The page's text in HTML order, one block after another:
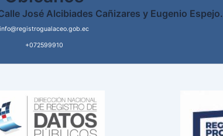
José Alcibiades Cañizares y Eugenio Espejo.
info@registrogualaceo.gob.ec
+072599910